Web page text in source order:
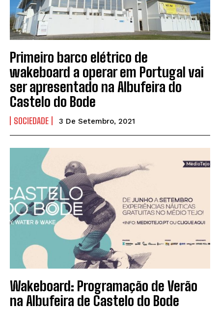
Primeiro barco elétrico de
wakeboard a operar em Portugal vai
ser apresentado na Albufeira do
Castelo do Bode
SOCIEDADE 3 De Setembro, 2021
Wakeboard: Programação de Verão
na Albufeira de Castelo do Bode